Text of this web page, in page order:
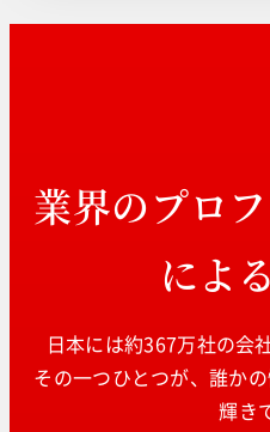
業界のプロ
によ
日本には約367万社の会
その一つひとつが、誰か
輝き